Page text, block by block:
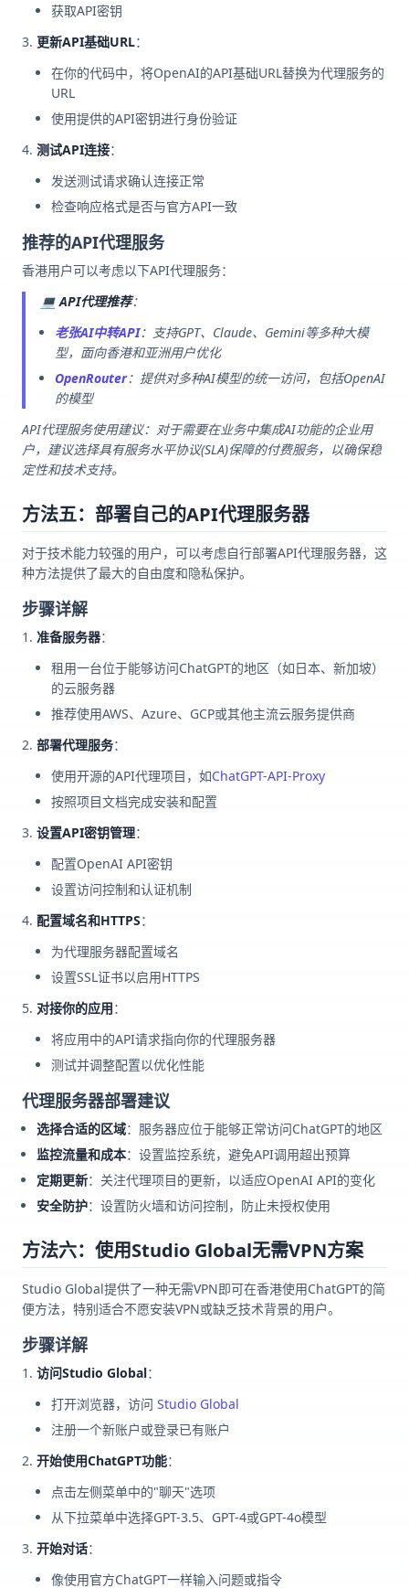
获取API密钥
更新API基础URL：
在你的代码中，将OpenAI的API基础URL替换为代理服务的
URL
使用提供的API密钥进行身份验证
测试API连接：
发送测试请求确认连接正常
检查响应格式是否与官方API一致
推荐的API代理服务
香港用户可以考虑以下API代理服务：
💻 API代理推荐：
老张AI中转API：支持GPT、Claude、Gemini等多种大模
型，面向香港和亚洲用户优化
OpenRouter：提供对多种AI模型的统一访问，包括OpenAI
的模型
API代理服务使用建议：对于需要在业务中集成AI功能的企业用
户，建议选择具有服务水平协议(SLA)保障的付费服务，以确保稳
定性和技术支持。
方法五：部署自己的API代理服务器
对于技术能力较强的用户，可以考虑自行部署API代理服务器，这
种方法提供了最大的自由度和隐私保护。
步骤详解
准备服务器：
租用一台位于能够访问ChatGPT的地区（如日本、新加坡）
的云服务器
推荐使用AWS、Azure、GCP或其他主流云服务提供商
部署代理服务：
使用开源的API代理项目，如ChatGPT-API-Proxy
按照项目文档完成安装和配置
设置API密钥管理：
配置OpenAI API密钥
设置访问控制和认证机制
配置域名和HTTPS：
为代理服务器配置域名
设置SSL证书以启用HTTPS
对接你的应用：
将应用中的API请求指向你的代理服务器
测试并调整配置以优化性能
代理服务器部署建议
选择合适的区域：服务器应位于能够正常访问ChatGPT的地区
监控流量和成本：设置监控系统，避免API调用超出预算
定期更新：关注代理项目的更新，以适应OpenAI API的变化
安全防护：设置防火墙和访问控制，防止未授权使用
方法六：使用Studio Global无需VPN方案
Studio Global提供了一种无需VPN即可在香港使用ChatGPT的简
便方法，特别适合不愿安装VPN或缺乏技术背景的用户。
步骤详解
访问Studio Global：
打开浏览器，访问 Studio Global
注册一个新账户或登录已有账户
开始使用ChatGPT功能：
点击左侧菜单中的"聊天"选项
从下拉菜单中选择GPT-3.5、GPT-4或GPT-4o模型
开始对话：
像使用官方ChatGPT一样输入问题或指令